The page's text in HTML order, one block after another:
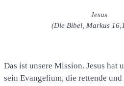
Jesus
(Die Bibel, Markus
Das ist unsere Mission. Jesus hat
sein Evangelium, die rettende